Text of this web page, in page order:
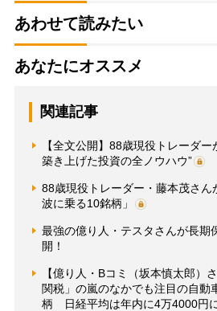
あわせて読みたい
あなたにオススメ
関連記事
【全文公開】88歳現役トレーダ
築き上げた投資の全ノウハウ”
88歳現役トレーダー・藤本茂さ
波に乗る10銘柄」
最強の億り人・テスタさんが長期
開！
【億り人・Bコミ（坂本慎太郎）
関税」の嵐のなかでも注目の自動
柄 日経平均は年内に4万4000円